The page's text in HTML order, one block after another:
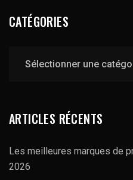
CATÉGORIES
ARTICLES RÉCENTS
Les meilleures marques de
2026